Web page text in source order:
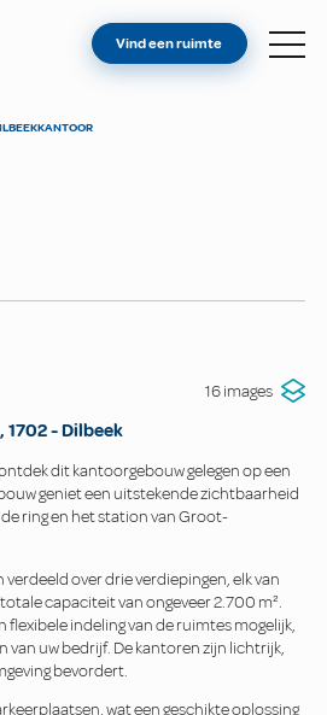
EEN RUIMTE
Vind een ruimte
KANTOOR
16 images
, 1702-Dilbeek
dit kantoorgebouw gelegen op een
geniet een uitstekende zichtbaarheid
ring en het station van Groot-
over drie verdiepingen, elk van
capaciteit van ongeveer 2.700 m².
flexibele indeling van de ruimtes mogelijk,
van uw bedrijf. De kantoren zijn lichtrijk,
bevordert.
wat een geschikte oplossing